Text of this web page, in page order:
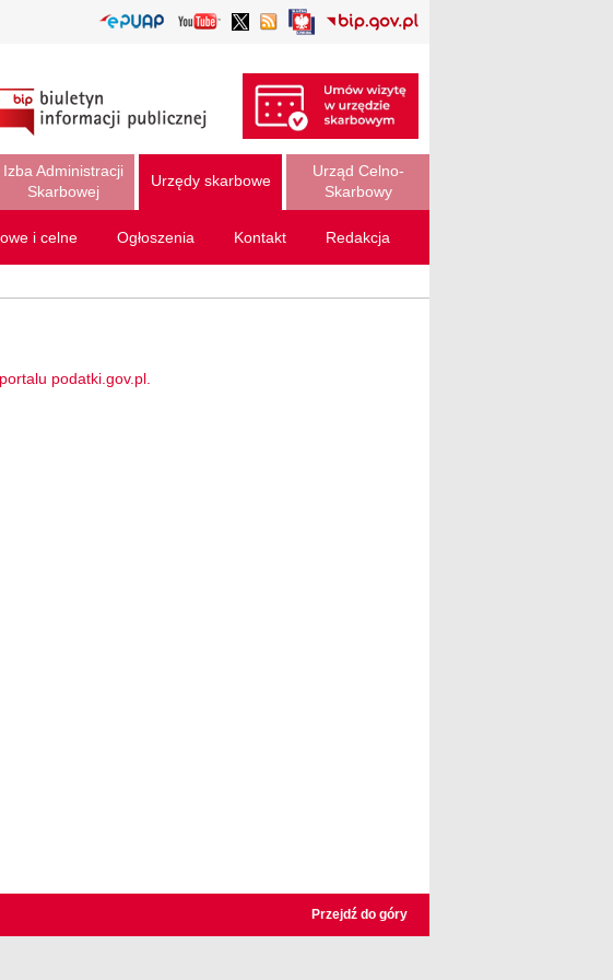
Izba Administracji
Skarbowej
Urzędy skarbowe
Urząd Celno-
Skarbowy
i celne Ogłoszenia Kontakt Redakcja
podatki.gov.pl.
Przejdź do góry